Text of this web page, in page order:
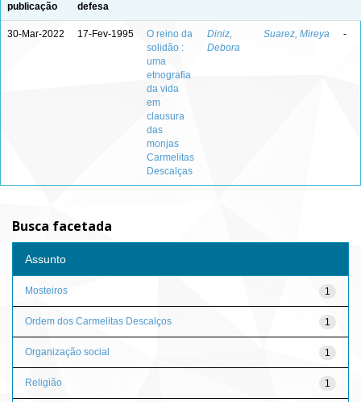
publicação
defesa
30-Mar-2022 17-Fev-1995
O reino da
solidão :
uma
etnografia
da vida
em
clausura
das
monjas
Carmelitas
Descalças
Diniz,
Debora
Suarez, Mireya -
Busca facetada
Assunto
1
Mosteiros
1
Ordem dos Carmelitas Descalços
1
Organização social
1
Religião